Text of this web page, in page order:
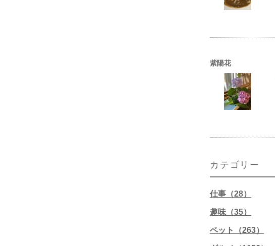
紫陽花
カテゴリー
仕事（28）
趣味（35）
ペット（263）